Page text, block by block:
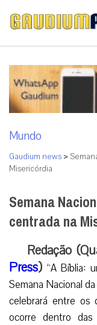
Mundo
Gaudium news >
Misericórdia
Semana
centrada na
Redação
Press) “A Bíblia:
Semana Nacional
celebrará entre os
ocorre dentro